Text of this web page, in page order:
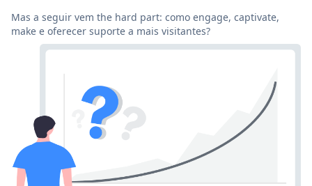
Mas a seguir vem the hard part: como engage, captivate,
make e oferecer suporte a mais visitantes?